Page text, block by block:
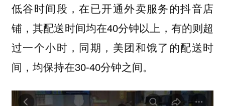
低谷时间段，在已开通外卖服务的抖音店
铺，其配送时间均在40分钟以上，有的则超
过一个小时，同期，美团和饿了的配送时
间，均保持在30-40分钟之间。